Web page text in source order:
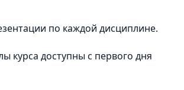
по каждой дисциплине.
курса доступны с первого дня